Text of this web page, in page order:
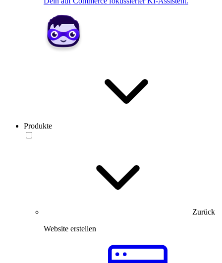
Produkte
Zurück
Website erstellen